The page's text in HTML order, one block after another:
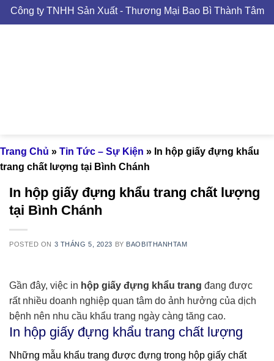
Skip
to
ty TNHH Sản Xuất - Thương Mại Bao Bì Thành Tâm -
Trang Chủ » Tin Tức – Sự Kiện » In hộp giấy đựng khẩu
trang chất lượng tại Bình Chánh
In hộp giấy đựng khẩu trang chất lượng
tại Bình Chánh
POSTED ON 3 THÁNG 5, 2023 BY BAOBITHANHTAM
Gần đây, việc in hộp giấy đựng khẩu trang đang được
rất nhiều doanh nghiệp quan tâm do ảnh hưởng của dịch
bệnh nên nhu cầu khẩu trang ngày càng tăng cao.
In hộp giấy đựng khẩu trang chất lượng
Những mẫu khẩu trang được đựng trong hộp giấy chất